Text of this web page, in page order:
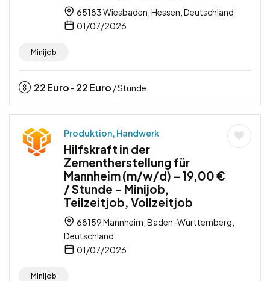
65183 Wiesbaden, Hessen, Deutschland
01/07/2026
Minijob
22Euro - 22Euro / Stunde
Produktion, Handwerk
Hilfskraft in der
Zementherstellung für
Mannheim (m/w/d) – 19,00 €
/ Stunde – Minijob,
Teilzeitjob, Vollzeitjob
68159 Mannheim, Baden-Württemberg,
Deutschland
01/07/2026
Minijob